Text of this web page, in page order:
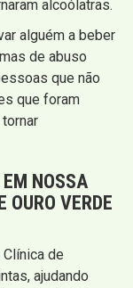
alcoólatras.
alguém a beber
de abuso
que não
que foram
EM NOSSA
OURO VERDE
de
ajudando